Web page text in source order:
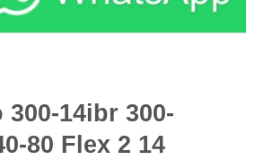
14ibr 300-
80 Flex 2 14